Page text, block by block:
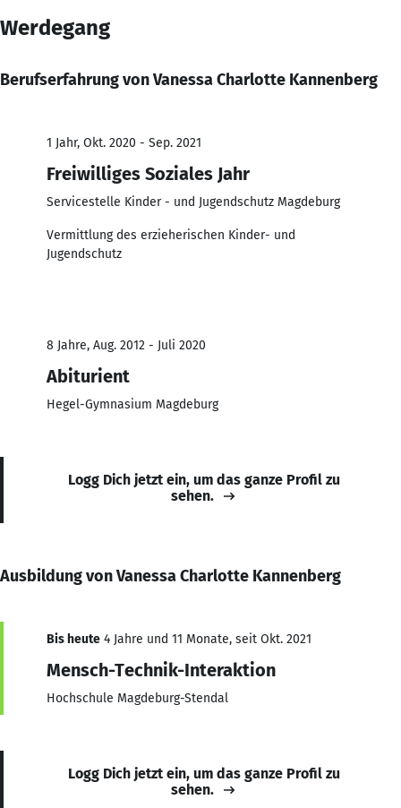
Werdegang
Berufserfahrung von Vanessa Charlotte Kannenberg
1 Jahr, Okt. 2020 - Sep. 2021
Freiwilliges Soziales Jahr
Servicestelle Kinder - und Jugendschutz Magdeburg
Vermittlung des erzieherischen Kinder- und
Jugendschutz
8 Jahre, Aug. 2012 - Juli 2020
Abiturient
Hegel-Gymnasium Magdeburg
Logg Dich jetzt ein, um das ganze Profil zu
sehen.
Ausbildung von Vanessa Charlotte Kannenberg
Bis heute 4 Jahre und 11 Monate, seit Okt. 2021
Mensch-Technik-Interaktion
Hochschule Magdeburg-Stendal
Logg Dich jetzt ein, um das ganze Profil zu
sehen.